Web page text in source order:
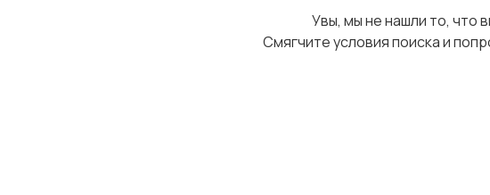
Увы, мы не нашли то, что
Смягчите условия поиска и